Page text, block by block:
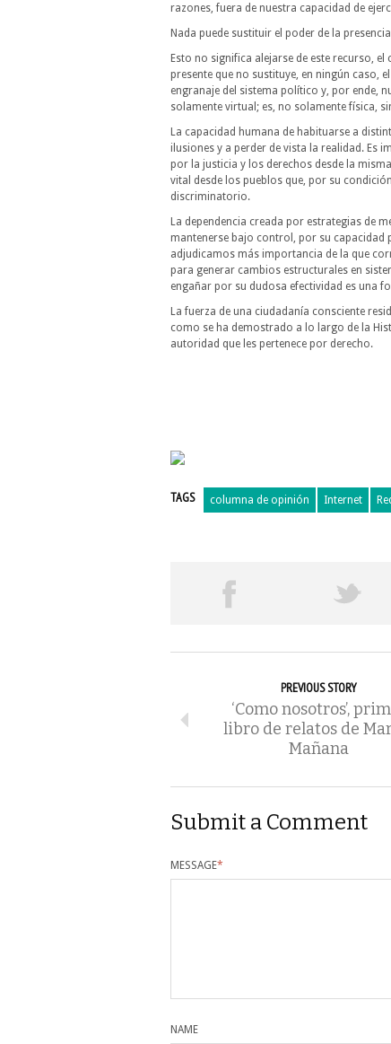
razones, fuera de nuestra capacidad de
Nada puede sustituir el poder de la
Esto no significa alejarse de este recurso,
presente que no sustituye, en ningún caso,
engranaje del sistema político y, por ende,
solamente virtual; es, no solamente física,
La capacidad humana de habituarse a
ilusiones y a perder de vista la realidad. Es
por la justicia y los derechos desde la
vital desde los pueblos que, por su
discriminatorio.
La dependencia creada por estrategias de
mantenerse bajo control, por su capacidad
adjudicamos más importancia de la que
para generar cambios estructurales en
engañar por su dudosa efectividad es una
La fuerza de una ciudadanía consciente
como se ha demostrado a lo largo de la
autoridad que les pertenece por derecho.
TAGS columna de opinión Internet
PREVIOUS STORY
‘Como nosotros’,
libro de relatos de
Mañana
Submit a Comment
MESSAGE*
NAME